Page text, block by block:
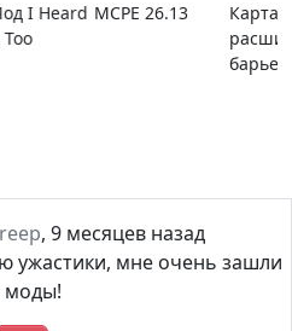
MCPE 26.1 Карта ада
, 9 месяцев назад
ужастики, мне очень зашли
моды!